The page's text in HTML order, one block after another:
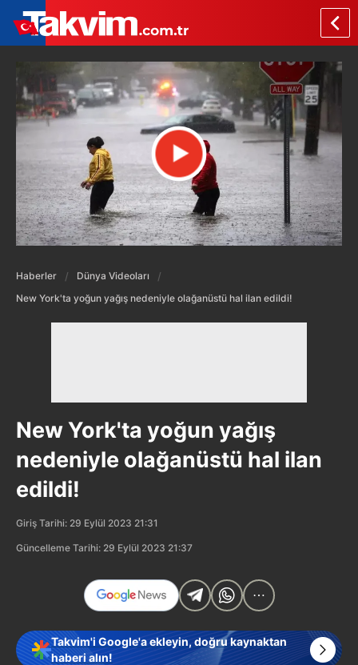
Haberler
Dünya Videoları
New York'ta yoğun yağış nedeniyle olağanüstü hal ilan edildi!
New York'ta yoğun yağış
nedeniyle olağanüstü hal ilan
edildi!
Giriş Tarihi: 29 Eylül 2023 21:31
Güncelleme Tarihi: 29 Eylül 2023 21:37
Takvim'i Google'a ekleyin, doğru kaynaktan
haberi alın!